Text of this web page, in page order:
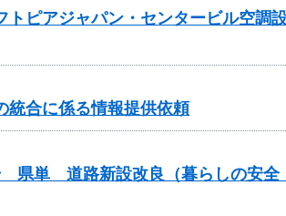
トピアジャパン・センタービル空調
統合に係る情報提供依頼
県単 道路新設改良（暮らしの安全